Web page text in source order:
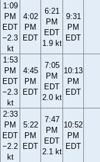
1:09
PM
EDT
−2.3
kt
4:02
PM
EDT
6:21
PM
EDT
1.9 kt
9:31
PM
EDT
1:53
PM
EDT
−2.3
kt
4:45
PM
EDT
7:05
PM
EDT
2.0 kt
10:13
PM
EDT
2:33
PM
EDT
−2.2
kt
5:22
PM
EDT
7:47
PM
EDT
2.1 kt
10:52
PM
EDT